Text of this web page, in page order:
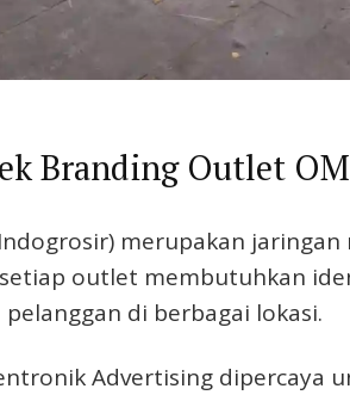
Branding Outlet
merupakan
outlet membutuhkan
di berbagai lokasi.
Advertising dipercaya